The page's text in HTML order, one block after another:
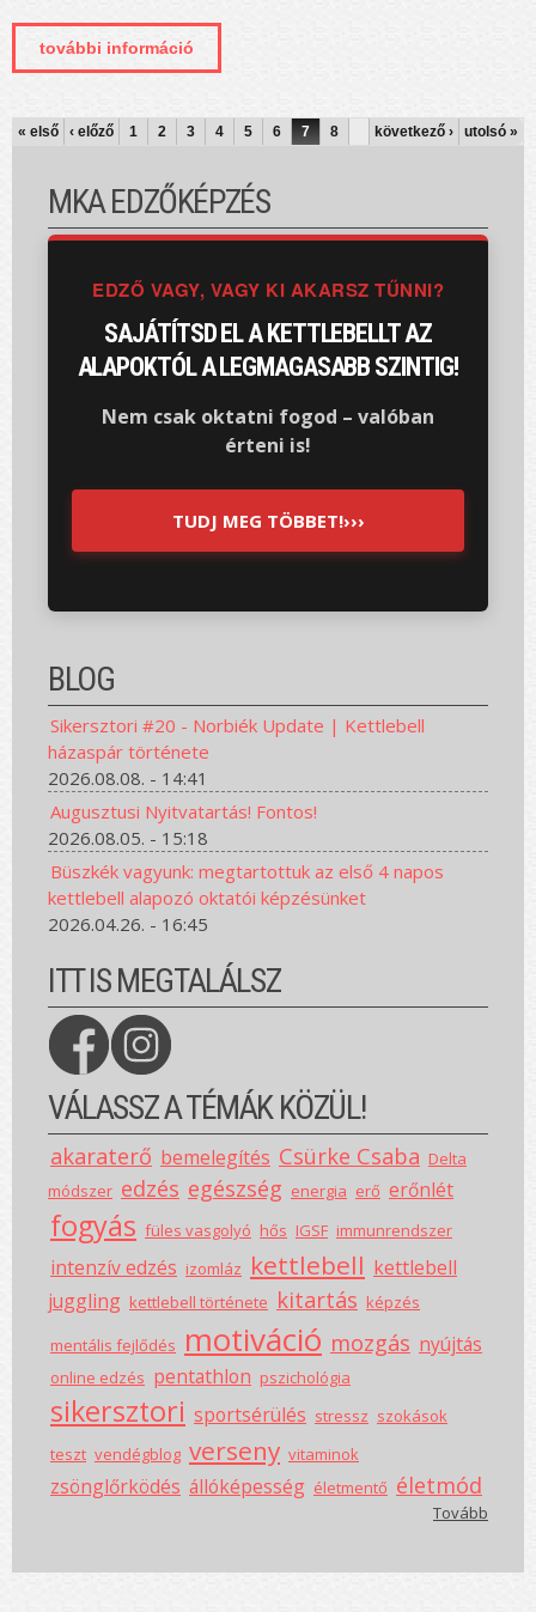
további információ
teljesítmény tartalommal kapcsolatosan
OLDALAK
« első ‹ előző 1 2 3 4 5 6 7 8 következő › utolsó »
MKA EDZŐKÉPZÉS
EDZŐ VAGY, VAGY KI AKARSZ TŰNNI?
SAJÁTÍTSD EL A KETTLEBELLT AZ
ALAPOKTÓL A LEGMAGASABB SZINTIG!
Nem csak oktatni fogod – valóban
érteni is!
TUDJ MEG TÖBBET!›››
BLOG
Sikersztori #20 - Norbiék Update | Kettlebell
házaspár története
2026.08.08. - 14:41
Augusztusi Nyitvatartás! Fontos!
2026.08.05. - 15:18
Büszkék vagyunk: megtartottuk az első 4 napos
kettlebell alapozó oktatói képzésünket
2026.04.26. - 16:45
ITT IS MEGTALÁLSZ
VÁLASSZ A TÉMÁK KÖZÜL!
akaraterő bemelegítés Csürke Csaba Delta
módszer edzés egészség energia erő erőnlét
fogyás füles vasgolyó hős IGSF immunrendszer
intenzív edzés izomláz kettlebell kettlebell
juggling kettlebell története kitartás képzés
mentális fejlődés motiváció mozgás nyújtás
online edzés pentathlon pszichológia
sikersztori sportsérülés stressz szokások
teszt vendégblog verseny vitaminok
zsönglőrködés állóképesség életmentő életmód
Tovább